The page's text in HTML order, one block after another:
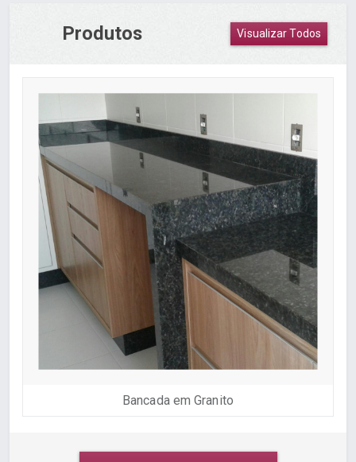
Produtos Visualizar Todos
Bancada em Granito